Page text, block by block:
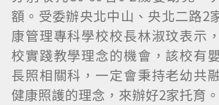
額。受委辦央北中山、央北二路2
康管理專科學校校長林淑玟表示
校實踐教學理念的機會，該校有
長照相關科，一定會秉持老幼共
健康照護的理念，來辦好2家托育。